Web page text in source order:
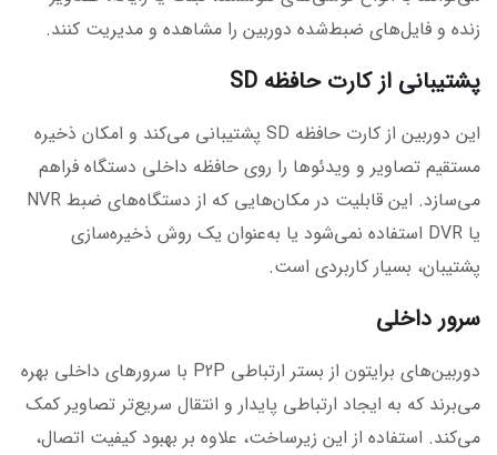
زنده و فایل‌های ضبط‌شده دوربین را مشاهده و مدیریت کنند.
پشتیبانی از کارت حافظه SD
این دوربین از کارت حافظه SD پشتیبانی می‌کند و امکان ذخیره
مستقیم تصاویر و ویدئوها را روی حافظه داخلی دستگاه فراهم
می‌سازد. این قابلیت در مکان‌هایی که از دستگاه‌های ضبط NVR
یا DVR استفاده نمی‌شود یا به‌عنوان یک روش ذخیره‌سازی
پشتیبان، بسیار کاربردی است.
سرور داخلی
دوربین‌های برایتون از بستر ارتباطی P2P با سرورهای داخلی بهره
می‌برند که به ایجاد ارتباطی پایدار و انتقال سریع‌تر تصاویر کمک
می‌کند. استفاده از این زیرساخت، علاوه بر بهبود کیفیت اتصال،